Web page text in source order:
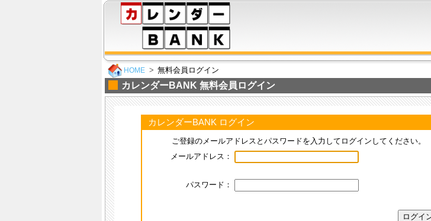
HOME 無料会員ログイン
カレンダーBANK 無料会員ログイン
カレンダーBANK ログイン
ご登録のメールアドレスとパスワードを入力してログインしてください。
メールアドレス：
パスワード：